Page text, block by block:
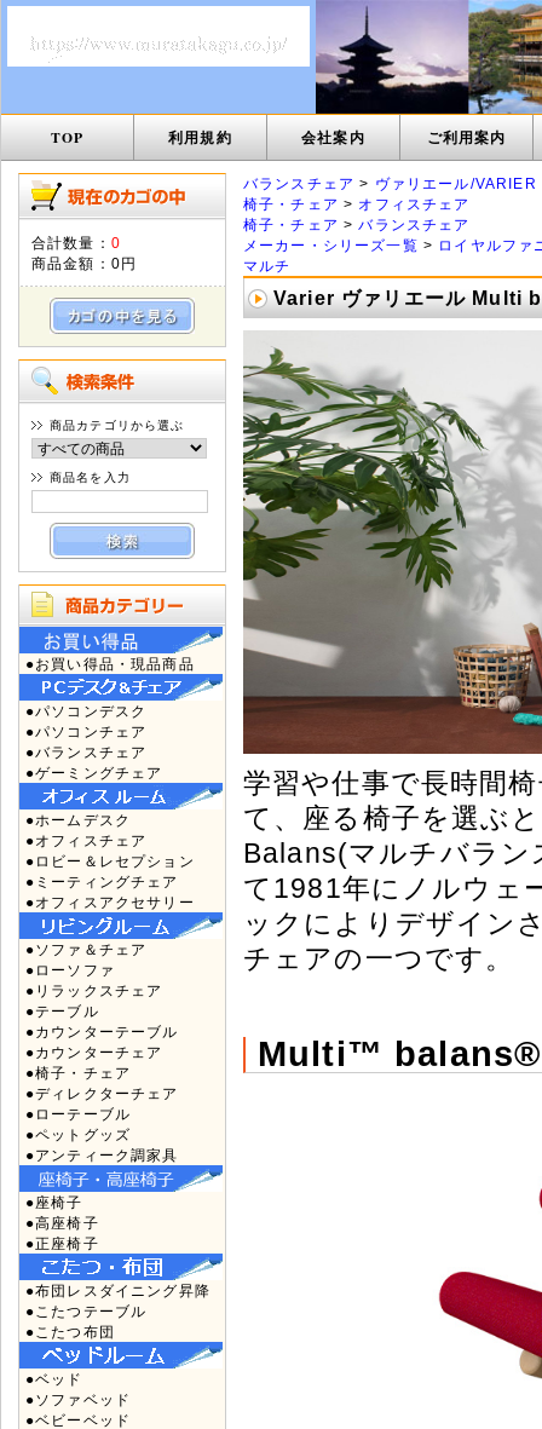
TOP 利用規約 会社案内 ご利用案内
合計数量： 0
商品金額： 0円
商品カテゴリから選ぶ
商品名を入力
●お買い得品・現品商品
●パソコンデスク
●パソコンチェア
●バランスチェア
●ゲーミングチェア
●ホームデスク
●オフィスチェア
●ロビー＆レセプション
●ミーティングチェア
●オフィスアクセサリー
●ソファ＆チェア
●ローソファ
●リラックスチェア
●テーブル
●カウンターテーブル
●カウンターチェア
●椅子・チェア
●ディレクターチェア
●ローテーブル
●ペットグッズ
●アンティーク調家具
●座椅子
●高座椅子
●正座椅子
●布団レスダイニング昇降
●こたつテーブル
●こたつ布団
●ベッド
●ソファベッド
●ベビーベッド
バランスチェア > ヴァリエール/VARIER
椅子・チェア > オフィスチェア
椅子・チェア >バランスチェア
メーカー・シリーズ一覧 > ロイヤルファ
マルチ
Varier ヴァリエール Multi
学習や仕事で長時間
て、座る椅子を選ぶ
Balans(マルチバラン
て1981年にノルウェ
ックによりデザイン
チェアの一つです。
Multi™ balans®